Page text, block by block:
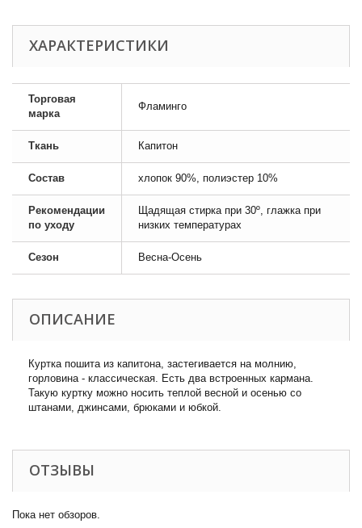
ХАРАКТЕРИСТИКИ
Торговая
марка
Фламинго
Ткань Капитон
Состав хлопок 90%, полиэстер 10%
Рекомендации
по уходу
Щадящая стирка при 30º, глажка при
низких температурах
Сезон Весна-Осень
ОПИСАНИЕ
Куртка пошита из капитона, застегивается на молнию,
горловина - классическая. Есть два встроенных кармана.
Такую куртку можно носить теплой весной и осенью со
штанами, джинсами, брюками и юбкой.
ОТЗЫВЫ
Пока нет обзоров.